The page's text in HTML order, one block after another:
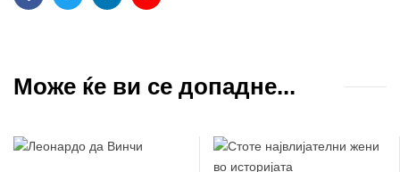
FacebookTwitterLinkedinEmail
Може ќе ви се допадне...